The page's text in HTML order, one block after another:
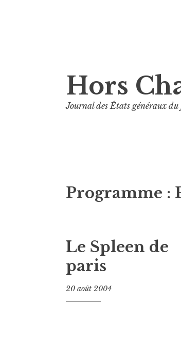
au
contenu
principal
Hors
Journal des États généraux
Programme :
Le Spleen de
paris
20 août 2004